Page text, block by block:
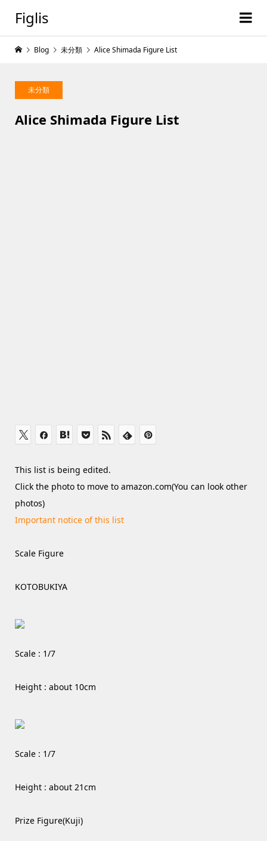
Figlis
未分類
Alice Shimada Figure List
Blog 未分類 Alice Shimada Figure List
This list is being edited.
Click the photo to move to amazon.com(You can look other
photos)
Important notice of this list
Scale Figure
KOTOBUKIYA
Scale : 1/7
Height : about 10cm
Scale : 1/7
Height : about 21cm
Prize Figure(Kuji)